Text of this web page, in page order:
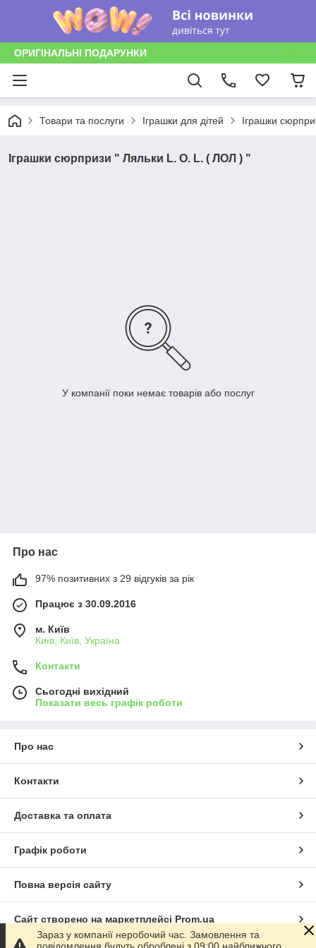
ОРИГІНАЛЬНІ ПОДАРУНКИ
Товари та послуги Іграшки для дітей Іграшки
Іграшки сюрпризи " Ляльки L. O. L. ( ЛОЛ ) "
У компанії поки немає товарів або послуг
Про нас
97% позитивних з 29 відгуків за рік
Працює з 30.09.2016
м. Київ
Київ, Київ, Україна
Контакти
Сьогодні вихідний
Показати весь графік роботи
Про нас
Контакти
Доставка та оплата
Графік роботи
Повна версія сайту
Сайт створено на маркетплейсі Prom.ua
Зараз у компанії неробочий час. Замовлення та